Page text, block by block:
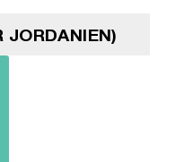
JORDANIEN)